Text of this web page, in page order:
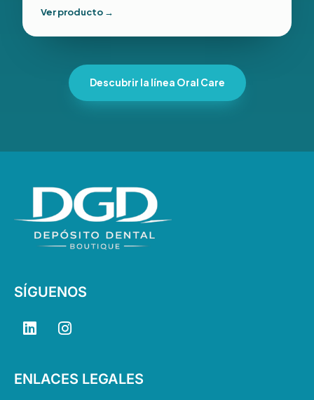
Ver producto →
Descubrir la línea Oral Care
SÍGUENOS
L
i
e
I
n
a
ENLACES LEGALES